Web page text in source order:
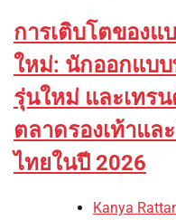
การเติบโตของแ
ใหม่: นักออกแบ
รุ่นใหม่ และเทร
ตลาดรองเท้าแล
ไทยในปี 2026
Kanya